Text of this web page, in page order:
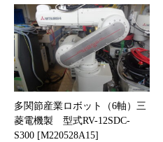
多関節産業ロボット（6軸）三
菱電機製 型式RV-12SDC-
S300 [M220528A15]